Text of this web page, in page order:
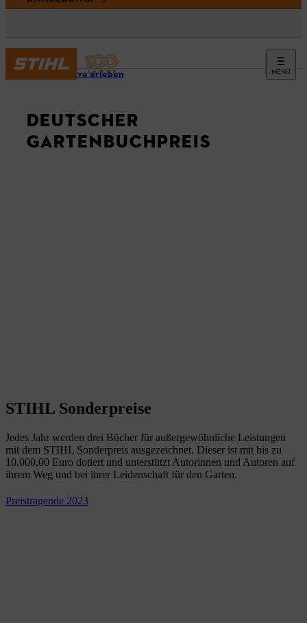
MENÜ
STIHL live erleben
DEUTSCHER
GARTENBUCHPREIS
STIHL Sonderpreise
Jedes Jahr werden drei Bücher für außergewöhnliche Leistungen
mit dem STIHL Sonderpreis ausgezeichnet. Dieser ist mit bis zu
10.000,00 Euro dotiert und unterstützt Autorinnen und Autoren auf
ihrem Weg und bei ihrer Leidenschaft für den Garten.
Preistragende 2023